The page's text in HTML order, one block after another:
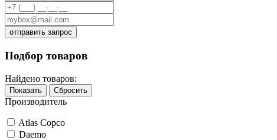
отправить запрос
Подбор товаров
Найдено товаров:
Показать Сбросить
Производитель
Atlas Copco
Daemo